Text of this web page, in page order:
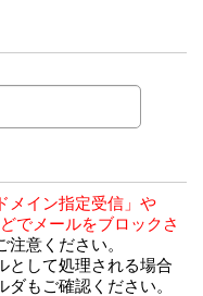
メイン指定受信」や
でメールをブロックさ
意ください。
として処理される場合
もご確認ください。